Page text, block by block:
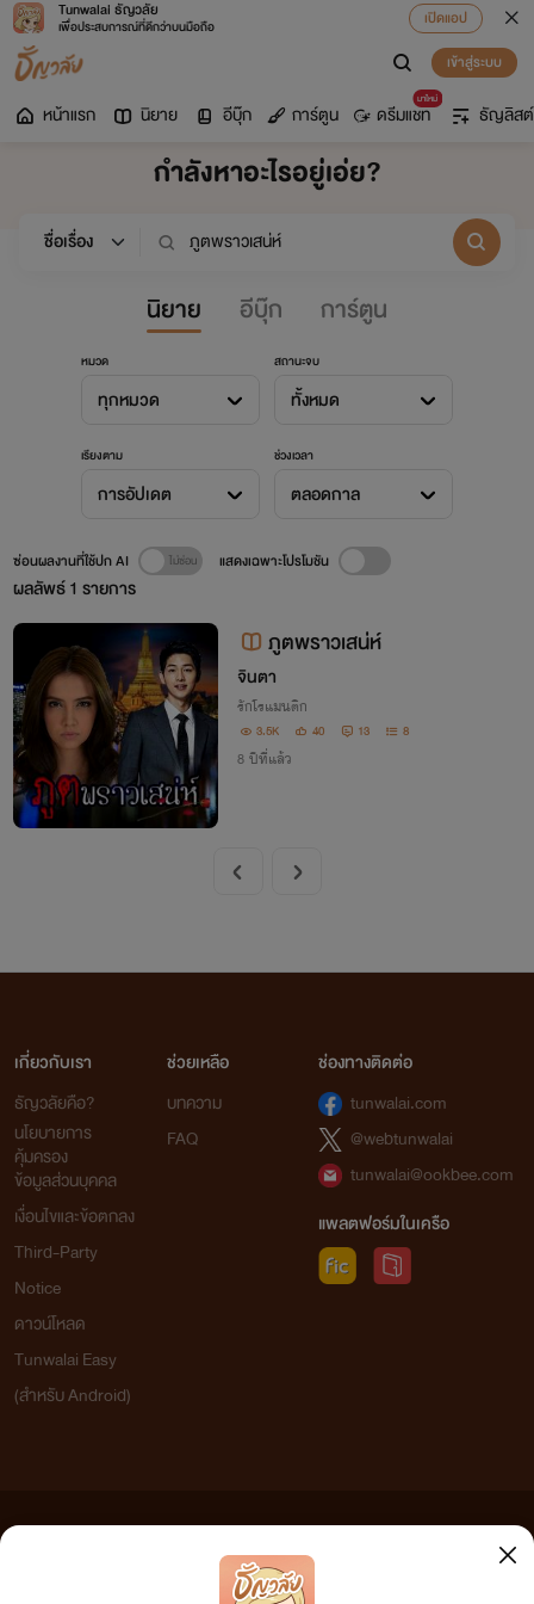
Tunwalai ธัญวลัย
เพื่อประสบการณ์ที่ดีกว่าบนมือถือ
เปิดแอป
เข้าสู่ระบบ
หน้าแรก นิยาย อีบุ๊ก การ์ตูน
มาใหม่
ดรีมแชท ธัญลิสต์
กำลังหาอะไรอยู่เอ่ย?
นิยาย อีบุ๊ก การ์ตูน
หมวด
ทุกหมวด
สถานะจบ
ทั้งหมด
เรียงตาม
การอัปเดต
ช่วงเวลา
ตลอดกาล
ผลลัพธ์1 รายการ
ซ่อนผลงานที่ใช้ปก AI แสดงเฉพาะโปรโมชัน
ภูตพราวเสน่ห์
จินตา
รักโรแมนติก
3.5K 40 13 8
8 ปีที่แล้ว
เกี่ยวกับเรา
ธัญวลัยคือ?
นโยบายการ
คุ้มครอง
ข้อมูลส่วนบุคคล
เงื่อนไขและข้อตกลง
Third-Party
Notice
ดาวน์โหลด
Tunwalai Easy
(สำหรับ Android)
ช่วยเหลือ
บทความ
FAQ
ช่องทางติดต่อ
tunwalai.com
@webtunwalai
tunwalai@ookbee.com
แพลตฟอร์มในเครือ
เว็บไซต์แห่งนี้ไม่ได้เห็นด้วยและไม่ขอรับผิดชอบต่อข้อความใดๆ ทั้งสิ้น ดังนั้นผู้อ่านทุกท่านโปรดใช้
วิจารณญาณในการกลั่นกรองด้วยตนเอง และหากท่านพบข้อความใดๆ ที่ขัดต่อกฎหมายและศีลธรรม